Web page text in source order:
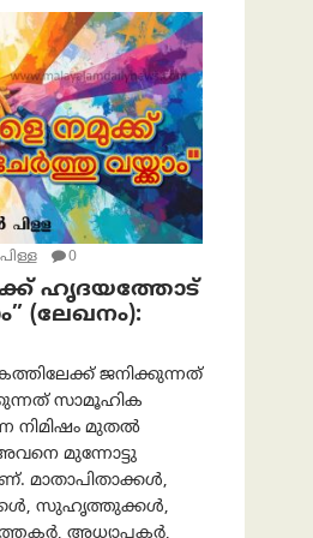
0
ഹൃദയത്തോട്
(ലേഖനം):
ജനിക്കുന്നത്
സാമൂഹിക
നിമിഷം മുതൽ
മുന്നോട്ടു
മാതാപിതാക്കൾ,
സുഹൃത്തുക്കൾ,
അധ്യാപകർ,